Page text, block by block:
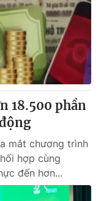
18.500 phần
mắt chương trình
hợp cùng
đến hơn...